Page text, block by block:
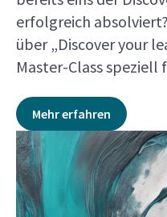
erfolgreich
über „Discover your
Master-Class speziell
Mehr erfahren